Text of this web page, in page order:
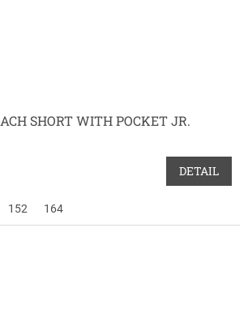
SHORT WITH POCKET JR.
DETAIL
152 164